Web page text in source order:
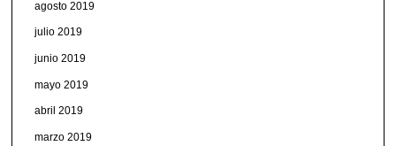
agosto 2019
julio 2019
junio 2019
mayo 2019
abril 2019
marzo 2019